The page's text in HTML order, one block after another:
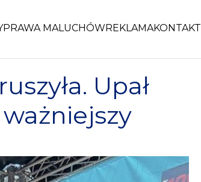
MALUCHÓWREKLAMAKONTAKT
Upał